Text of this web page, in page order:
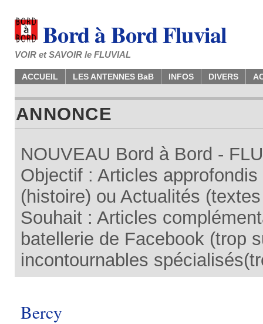
Bord à Bord Fluvial
VOIR et SAVOIR le FLUVIAL
ACCUEIL LES ANTENNES BaB INFOS DIVERS
ANNONCE
NOUVEAU Bord à Bord -
Objectif : Articles
(histoire) ou Actualités
Souhait : Articles
batellerie de Facebook (trop
incontournables
Bercy